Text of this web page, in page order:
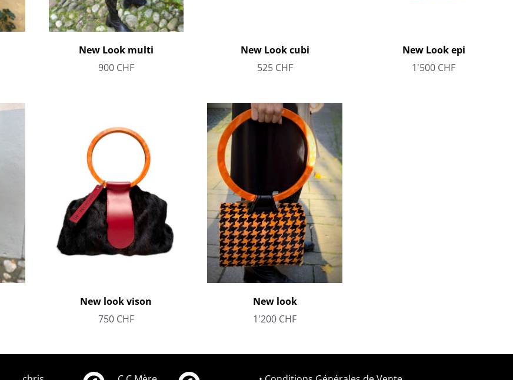
New Look multi
900 CHF
New Look cubi
525 CHF
New Look epi
1'500 CHF
New look vison
750 CHF
New look
1'200 CHF